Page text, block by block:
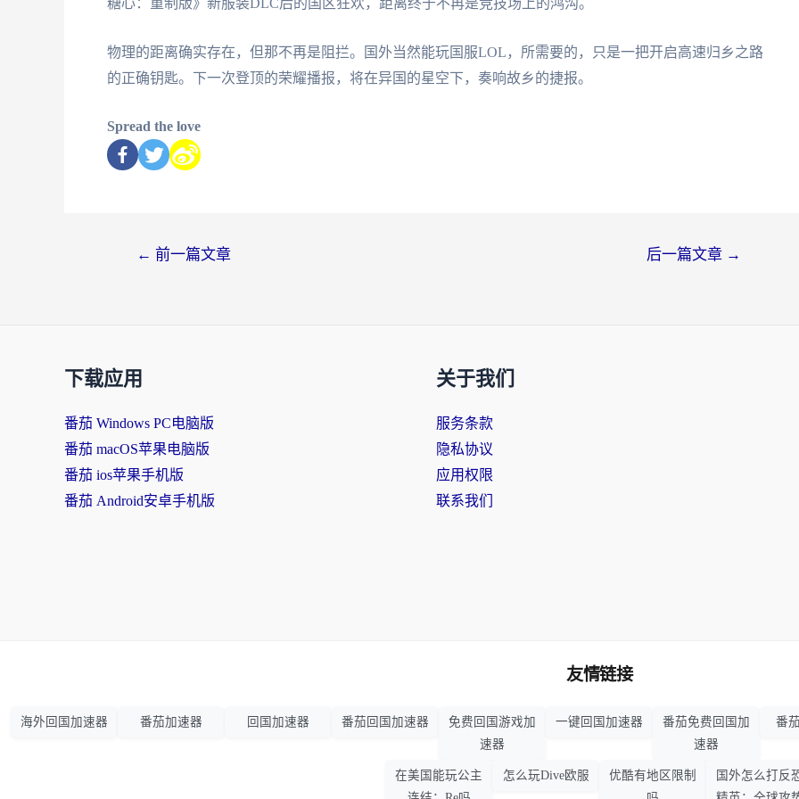
糖心：重制版》新服装DLC后的国区狂欢，距离终于不再是竞技场上的鸿沟。
物理的距离确实存在，但那不再是阻拦。国外当然能玩国服LOL，所需要的，只是一把开启高速归乡之路
的正确钥匙。下一次登顶的荣耀播报，将在异国的星空下，奏响故乡的捷报。
Spread the love
← 前一篇文章 后一篇文章 →
下载应用
番茄 Windows PC电脑版
番茄 macOS苹果电脑版
番茄 ios苹果手机版
番茄 Android安卓手机版
关于我们
服务条款
隐私协议
应用权限
联系我们
友情链接
海外回国加速器 番茄加速器 回国加速器 番茄回国加速器
免费回国游戏加
速器
一键回国加速器
番茄免费回国加
速器
番
在美国能玩公主
怎么玩Dive欧服
优酷有地区限制
国外怎么打反